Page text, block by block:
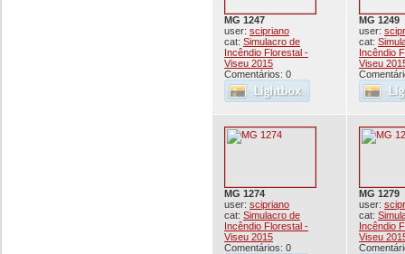
MG 1247
user: scipriano
cat: Simulacro de
Incêndio Florestal -
Viseu 2015
Comentários: 0
MG 1249
user:
cat:
Incêndio
Viseu
MG 1274
user: scipriano
cat: Simulacro de
Incêndio Florestal -
Viseu 2015
Comentários: 0
MG 1279
user:
cat:
Incêndio
Viseu